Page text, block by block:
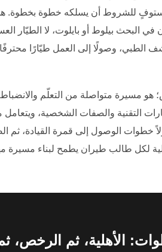
للشروط أن يسلكه خطوة بخطوة.
في البحث بيلوط أو بايلوت، لا الطيّار
الطبي، وصولًا إلى العمل طيّارًا
هو مسيرة متواصلة من التعلّم والانضباط
التقنية والصفات الشخصية، ويتعامل
خطوات الوصول إلى قمرة القيادة، ثم
لكل طالب طيران يطمح لبناء مسيرة
الأهلية، ثم الرخص،